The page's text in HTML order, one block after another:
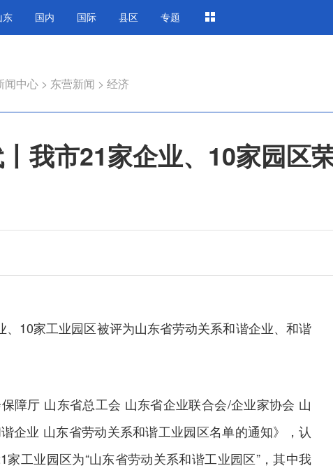
东 国内 国际 县区 专题
闻中心 > 东营新闻 > 经济
我市21家企业、10家园区
、10家工业园区被评为山东省劳动关系和谐企业、和谐
厅 山东省总工会 山东省企业联合会/企业家协会 山
企业 山东省劳动关系和谐工业园区名单的通知》，认
工业园区为“山东省劳动关系和谐工业园区”，其中我